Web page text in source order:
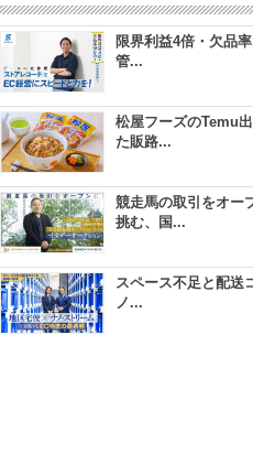
限界利益4倍・欠品
管...
松屋フーズのTemu
た販路...
競走馬の取引をオ
挑む、国...
スペース不足と配
ノ...